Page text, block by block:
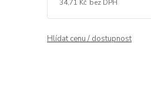
34,71 Kč bez DPH
Hlídat cenu / dostupnost